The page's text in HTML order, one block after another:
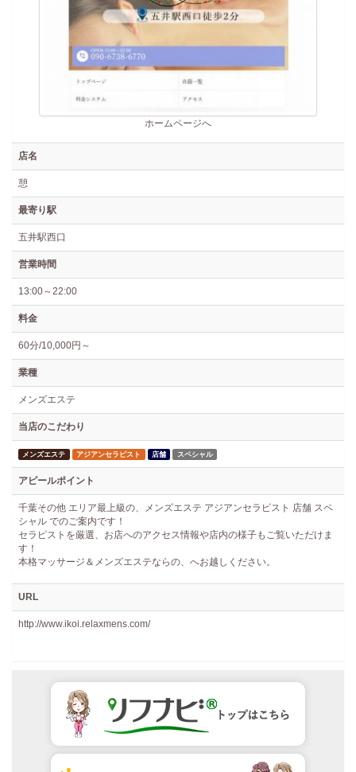
ホームページへ
店名
憩
最寄り駅
五井駅西口
営業時間
13:00～22:00
料金
60分/10,000円～
業種
メンズエステ
当店のこだわり
メンズエステ アジアンセラピスト 店舗 スペシャル
アピールポイント
千葉その他 エリア最上級の、メンズエステ アジアンセラピスト 店舗 スペ
シャル でのご案内です！
セラピストを厳選、お店へのアクセス情報や店内の様子もご覧いただけま
す！
本格マッサージ＆メンズエステならの、へお越しください。
URL
http://www.ikoi.relaxmens.com/